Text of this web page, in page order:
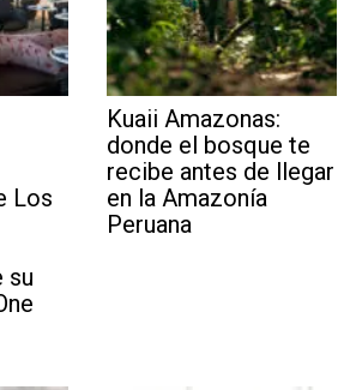
Los
su
Kuaii Amazonas:
donde el bosque te
recibe antes de llegar
en la Amazonía
Peruana